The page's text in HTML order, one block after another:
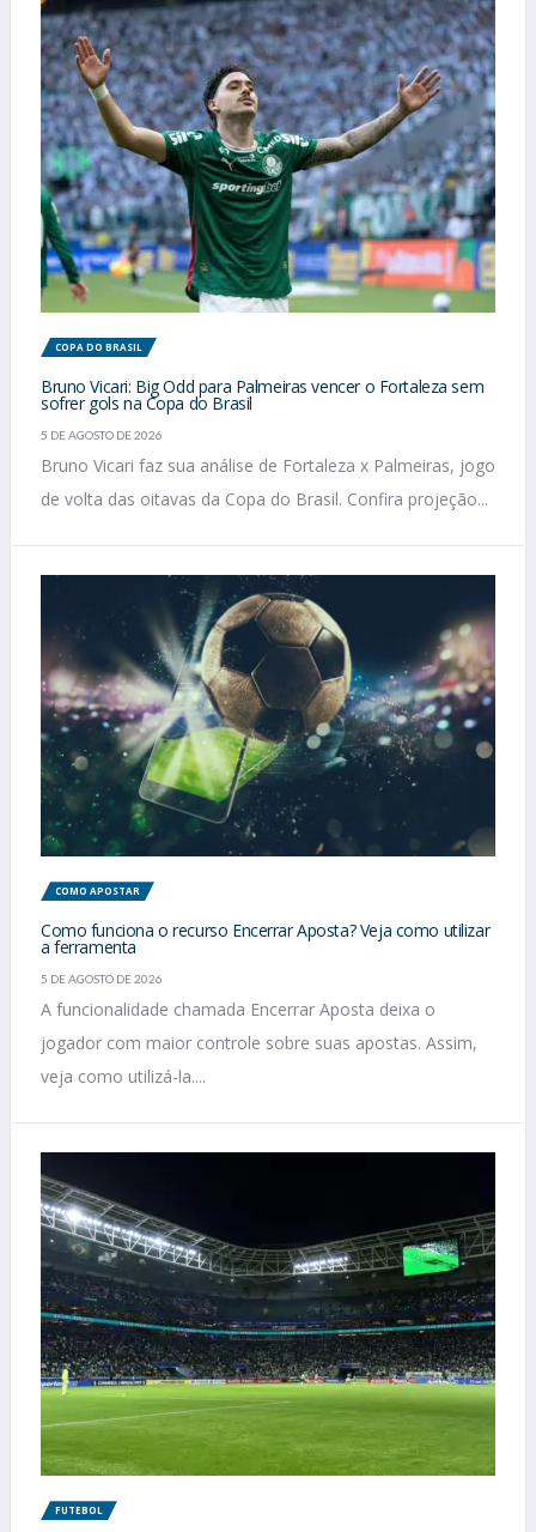
COPA DO BRASIL
Bruno Vicari: Big Odd para Palmeiras vencer o Fortaleza sem
sofrer gols na Copa do Brasil
5 DE AGOSTO DE 2026
Bruno Vicari faz sua análise de Fortaleza x Palmeiras, jogo
de volta das oitavas da Copa do Brasil. Confira projeção...
COMO APOSTAR
Como funciona o recurso Encerrar Aposta? Veja como utilizar
a ferramenta
5 DE AGOSTO DE 2026
A funcionalidade chamada Encerrar Aposta deixa o
jogador com maior controle sobre suas apostas. Assim,
veja como utilizá-la....
FUTEBOL